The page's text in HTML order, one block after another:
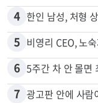
4
5 비영리 CEO, 노
6 5주간 차 안 몰면
7 광고판 안에 사